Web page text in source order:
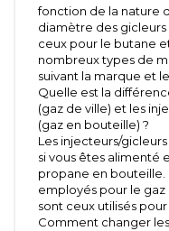
fonction de la nature
diamètre des gicleurs
ceux pour le butane
nombreux types de
suivant la marque et
Quelle est la
(gaz de ville) et les
(gaz en bouteille) ?
Les injecteurs/
si vous êtes alimenté
propane en bouteille.
employés pour le gaz
sont ceux utilisés
Comment changer